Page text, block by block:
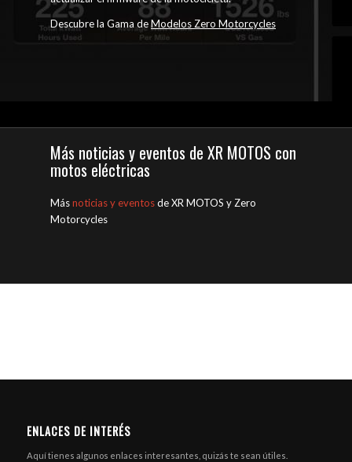
Descubre la Gama deModelos Zero Motorcycles
Más noticias y eventos de XR MOTOS con
motos eléctricas
Másnoticias y eventosde XR MOTOS y Zero
Motorcycles
ENLACES DE INTERÉS
Aquí tienes algunos enlaces interesantes, quizás te sean útiles.